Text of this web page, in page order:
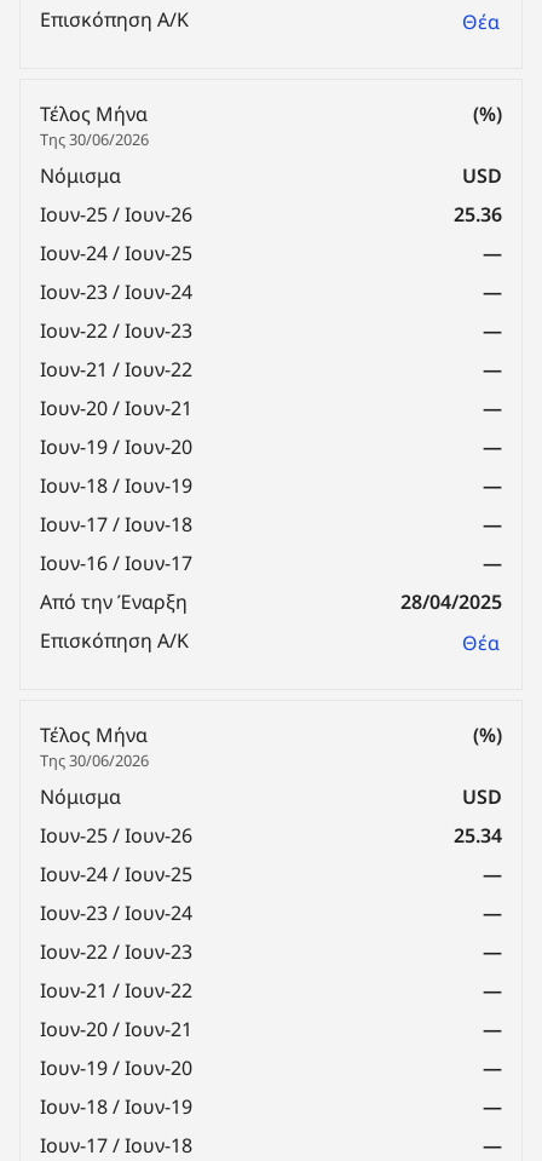
Επισκόπηση Α/Κ
Θέα
Τέλος Μήνα
Της 30/06/2026
(%)
Νόμισμα
USD
Ιουν-25 / Ιουν-26
25.36
Ιουν-24 / Ιουν-25
—
Ιουν-23 / Ιουν-24
—
Ιουν-22 / Ιουν-23
—
Ιουν-21 / Ιουν-22
—
Ιουν-20 / Ιουν-21
—
Ιουν-19 / Ιουν-20
—
Ιουν-18 / Ιουν-19
—
Ιουν-17 / Ιουν-18
—
Ιουν-16 / Ιουν-17
—
Από την Έναρξη
28/04/2025
Επισκόπηση Α/Κ
Θέα
Τέλος Μήνα
Της 30/06/2026
(%)
Νόμισμα
USD
Ιουν-25 / Ιουν-26
25.34
Ιουν-24 / Ιουν-25
—
Ιουν-23 / Ιουν-24
—
Ιουν-22 / Ιουν-23
—
Ιουν-21 / Ιουν-22
—
Ιουν-20 / Ιουν-21
—
Ιουν-19 / Ιουν-20
—
Ιουν-18 / Ιουν-19
—
Ιουν-17 / Ιουν-18
—